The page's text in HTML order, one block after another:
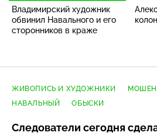
Владимирский художник
обвинил Навального и его
сторонников в краже
ЖИВОПИСЬ И ХУДОЖНИКИ
НАВАЛЬНЫЙ
ОБЫСКИ
Следователи сегодня